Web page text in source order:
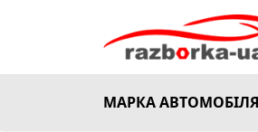
МАРКА АВТОМОБІЛЯ